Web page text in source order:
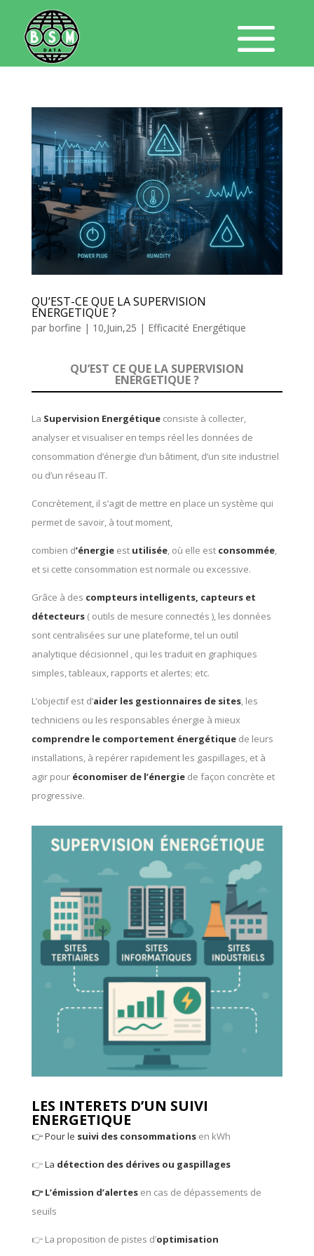
QU’EST-CE QUE LA SUPERVISION
ENERGETIQUE ?
par borfine | 10,Juin,25 | Efficacité Energétique
QU’EST CE QUE LA SUPERVISION
ENERGETIQUE ?
La Supervision Energétiqueconsiste à collecter,
analyser et visualiser en temps réel les données de
consommation d’énergie d’un bâtiment, d’un site industriel
ou d’un réseau IT.
Concrètement, il s’agit de mettre en place un système qui
permet de savoir, à tout moment,
combien d’énergieest utilisée, où elle est consommée,
et si cette consommation est normale ou excessive.
Grâce à des compteurs intelligents, capteurs et
détecteurs( outils de mesure connectés ), les données
sont centralisées sur une plateforme, tel un outil
analytique décisionnel , qui les traduit en graphiques
simples, tableaux, rapports et alertes; etc.
L’objectif est d’aider les gestionnaires de sites, les
techniciens ou les responsables énergie à mieux
comprendre le comportement énergétiquede leurs
installations, à repérer rapidement les gaspillages, et à
agir pour économiser de l’énergiede façon concrète et
progressive.
LES INTERETS D’UN SUIVI
ENERGETIQUE
👉 Pour le suivi des consommationsen kWh
👉La détection des dérives ou gaspillages
👉 L’émission d’alertes en cas de dépassements de
seuils
👉 La proposition de pistes d’optimisation